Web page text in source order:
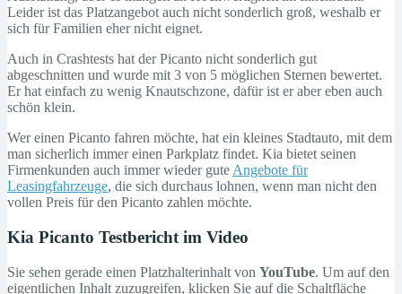
Leider ist das Platzangebot auch nicht sonderlich groß, weshalb er
sich für Familien eher nicht eignet.
Auch in Crashtests hat der Picanto nicht sonderlich gut
abgeschnitten und wurde mit 3 von 5 möglichen Sternen bewertet.
Er hat einfach zu wenig Knautschzone, dafür ist er aber eben auch
schön klein.
Wer einen Picanto fahren möchte, hat ein kleines Stadtauto, mit dem
man sicherlich immer einen Parkplatz findet. Kia bietet seinen
Firmenkunden auch immer wieder gute Angebote für
Leasingfahrzeuge, die sich durchaus lohnen, wenn man nicht den
vollen Preis für den Picanto zahlen möchte.
Kia Picanto Testbericht im Video
Sie sehen gerade einen Platzhalterinhalt von YouTube. Um auf den
eigentlichen Inhalt zuzugreifen, klicken Sie auf die Schaltfläche